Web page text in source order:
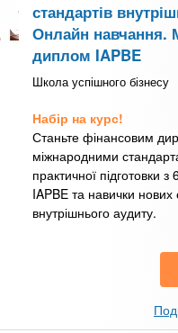
стандартів
Онлайн навчання.
диплом IAPBE
Школа успішного бізнесу
Набір на курс!
Станьте фінансовим
міжнародними
практичної підготовки
IAPBE та навички нових
внутрішнього аудиту.